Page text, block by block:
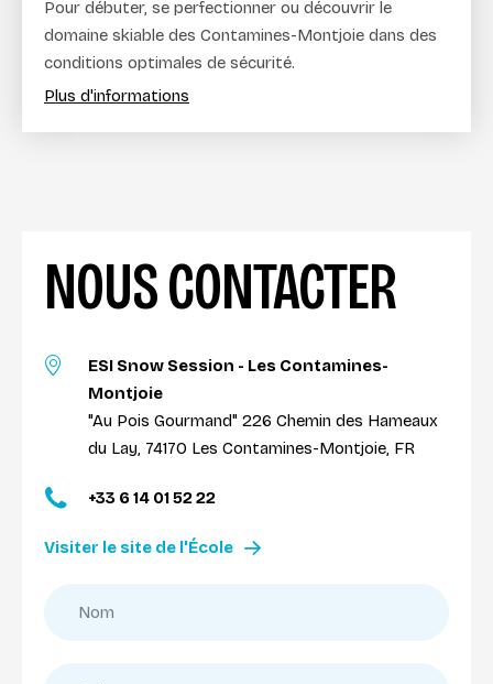
Pour débuter, se perfectionner ou découvrir le
domaine skiable des Contamines-Montjoie dans des
conditions optimales de sécurité.
Plus d'informations
NOUS CONTACTER
ESI Snow Session - Les Contamines-
Montjoie
"Au Pois Gourmand" 226 Chemin des Hameaux
du Lay, 74170 Les Contamines-Montjoie, FR
+33 6 14 01 52 22
Visiter le site de l'École